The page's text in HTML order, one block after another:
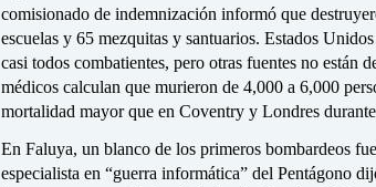
comisionado de indemnización informó que
escuelas y 65 mezquitas y santuarios. Estados
casi todos combatientes, pero otras fuentes no
médicos calculan que murieron de 4,000 a 6,000
mortalidad mayor que en Coventry y Londres
En Faluya, un blanco de los primeros bombardeos
especialista en “guerra informática” del Pentágono